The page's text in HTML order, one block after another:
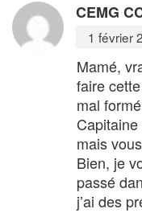
CEMG
1 février
Mamé,
faire
mal
mais
Bien, je
passé
j’ai des